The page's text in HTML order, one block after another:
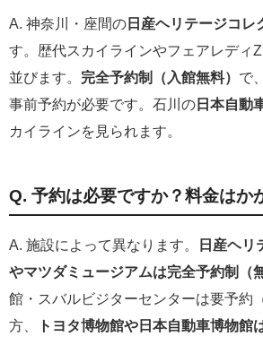
A. 神奈川・座間の 日産ヘリテージコレ
す。歴代スカイラインやフェアレディ
並びます。 完全予約制（入館無料） で
事前予約が必要です。石川の 日本自動
カイラインを見られます。
Q. 予約は必要ですか？料金はか
A. 施設によって異なります。
日産ヘリ
やマツダミュージアムは完全予約制（
館・スバルビジターセンターは要予約
方、
トヨタ博物館や日本自動車博物館